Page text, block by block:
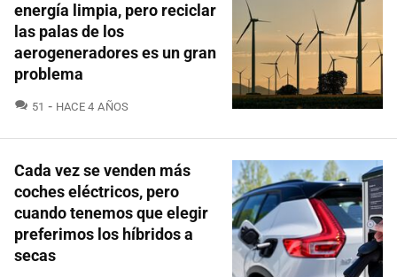
energía limpia, pero reciclar
las palas de los
aerogeneradores es un gran
problema
51 COMENTARIOS
HACE 4 AÑOS
Cada vez se venden más
coches eléctricos, pero
cuando tenemos que elegir
preferimos los híbridos a
secas